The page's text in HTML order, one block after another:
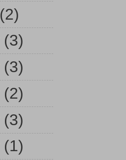
(2)
(3)
(3)
(2)
(3)
(1)